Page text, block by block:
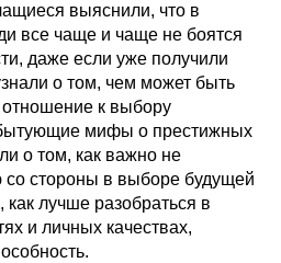
выяснили, что в
все чаще и чаще не боятся
даже если уже получили
о том, чем может быть
к выбору
мифы о престижных
о том, как важно не
со стороны в выборе будущей
как лучше разобраться в
и личных качествах,